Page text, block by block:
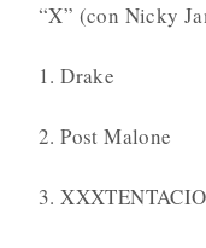
“X” (con Nicky
1. Drake
2. Post Malone
3.